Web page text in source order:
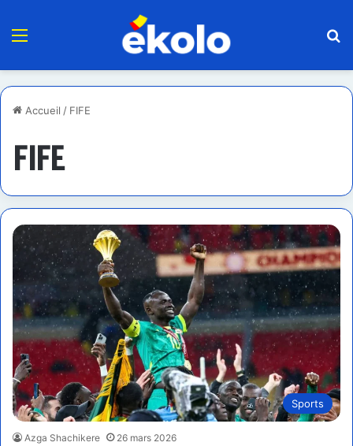
Menu
Accueil / FIFE
FIFE
Sports
Azga Shachikere 26 mars 2026